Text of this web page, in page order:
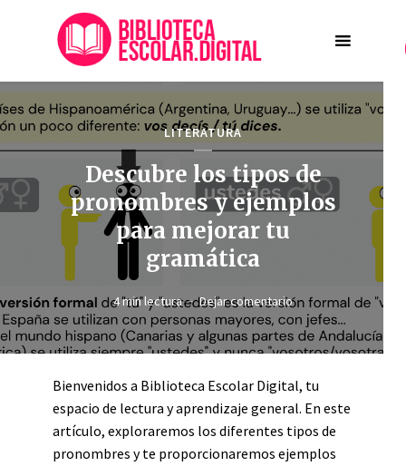
LITERATURA
Descubre los tipos de
pronombres y ejemplos
para mejorar tu
gramática
4 min lectura Dejar comentario
Bienvenidos a Biblioteca Escolar Digital, tu
espacio de lectura y aprendizaje general. En este
artículo, exploraremos los diferentes tipos de
pronombres y te proporcionaremos ejemplos